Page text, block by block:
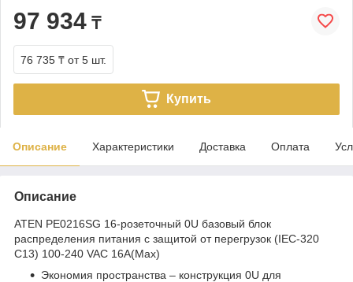
97 934 ₸
76 735 ₸ от 5 шт.
Купить
Описание Характеристики Доставка Оплата
Описание
ATEN PE0216SG 16-розеточный 0U базовый блок
распределения питания с защитой от перегрузок (IEC-320
C13) 100-240 VAC 16A(Max)
Экономия пространства – конструкция 0U для